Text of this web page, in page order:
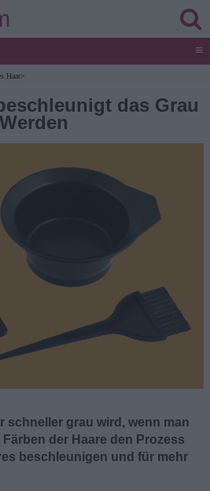
≡
Haar>
das Grau
Werden
schneller grau wird, wenn man
der Haare den Prozess
beschleunigen und für mehr